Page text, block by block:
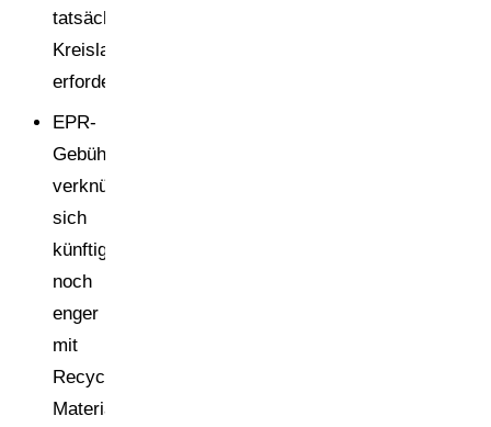
tatsächlichen
Kreislaufführung
erforderlich.
EPR-
Gebührenmodelle
verknüpfen
sich
künftig
noch
enger
mit
Recyclingfähigkeit,
Materialwahl